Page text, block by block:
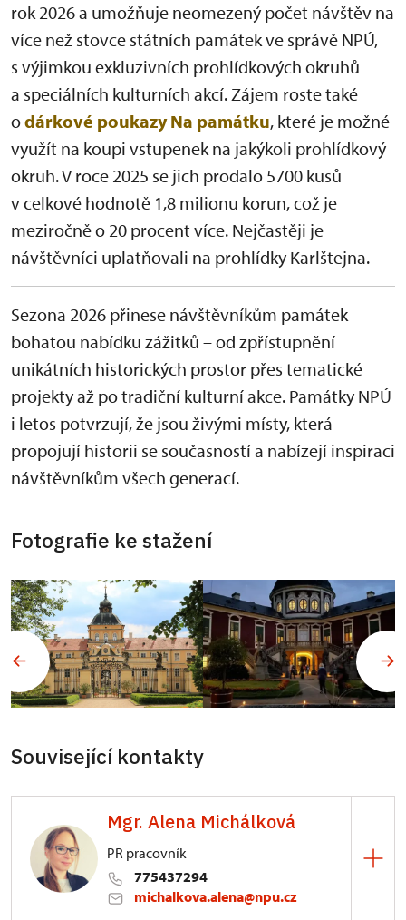
rok 2026 a umožňuje neomezený počet návštěv na
více než stovce státních památek ve správě NPÚ,
s výjimkou exkluzivních prohlídkových okruhů
a speciálních kulturních akcí. Zájem roste také
odárkové poukazy Na památku, které je možné
využít na koupi vstupenek na jakýkoli prohlídkový
okruh. V roce 2025 se jich prodalo 5700 kusů
v celkové hodnotě 1,8 milionu korun, což je
meziročně o 20 procent více. Nejčastěji je
návštěvníci uplatňovali na prohlídky Karlštejna.
Sezona 2026 přinese návštěvníkům památek
bohatou nabídku zážitků – od zpřístupnění
unikátních historických prostor přes tematické
projekty až po tradiční kulturní akce. Památky NPÚ
i letos potvrzují, že jsou živými místy, která
propojují historii se současností a nabízejí inspiraci
návštěvníkům všech generací.
Fotografie ke stažení
Související kontakty
Mgr. Alena Michálková
PR pracovník
775437294
michalkova.alena@npu.cz